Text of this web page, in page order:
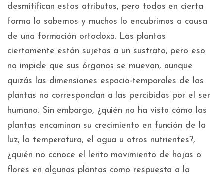
desmitifican estos atributos, pero todos en cierta
forma lo sabemos y muchos lo encubrimos a causa
de una formación ortodoxa. Las plantas
ciertamente están sujetas a un sustrato, pero eso
no impide que sus órganos se muevan, aunque
quizás las dimensiones espacio-temporales de las
plantas no correspondan a las percibidas por el ser
humano. Sin embargo, ¿quién no ha visto cómo las
plantas encaminan su crecimiento en función de la
luz, la temperatura, el agua u otros nutrientes?,
¿quién no conoce el lento movimiento de hojas o
flores en algunas plantas como respuesta a la